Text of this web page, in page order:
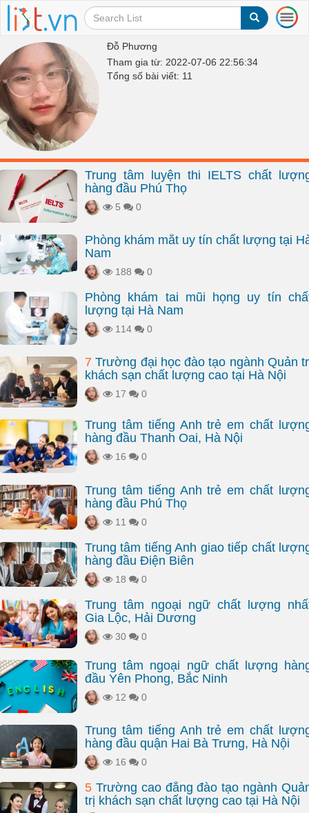
T
o
a
Đỗ Phương
Tham gia từ: 2022-07-06 22:56:34
Tổng số bài viết: 11
Trung tâm luyện thi IELTS chất
hàng đầu Phú Thọ
5 0
Phòng khám mắt uy tín chất lượng tại
Nam
188 0
Phòng khám tai mũi họng uy tín
lượng tại Hà Nam
114 0
7 Trường đại học đào tạo ngành Quản
khách sạn chất lượng cao tại Hà Nội
17 0
Trung tâm tiếng Anh trẻ em chất
hàng đầu Thanh Oai, Hà Nội
16 0
Trung tâm tiếng Anh trẻ em chất
hàng đầu Phú Thọ
11 0
Trung tâm tiếng Anh giao tiếp chất
hàng đầu Điện Biên
18 0
Trung tâm ngoại ngữ chất lượng
Gia Lộc, Hải Dương
30 0
Trung tâm ngoại ngữ chất lượng
đầu Yên Phong, Bắc Ninh
12 0
Trung tâm tiếng Anh trẻ em chất
hàng đầu quận Hai Bà Trưng, Hà Nội
16 0
5 Trường cao đẳng đào tạo ngành
trị khách sạn chất lượng cao tại Hà Nội